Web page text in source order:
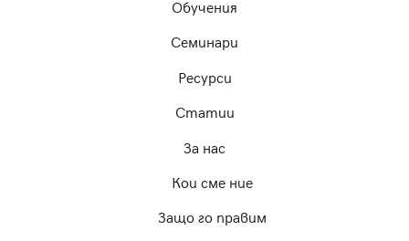
Обучения
Семинари
Ресурси
Статии
За нас
Кои сме ние
Защо го правим